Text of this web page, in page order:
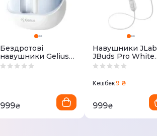
Бездротові
навушники Gelius
Pro Airdots GP-
999₴
Навушники JLab
JBuds Pro White
Grey
Кешбек9 ₴
999₴